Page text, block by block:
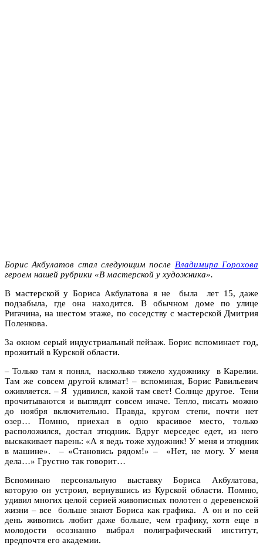
Борис Акбулатов стал следующим после Владимира Горохова
героем нашей рубрики «В мастерской у художника».
В мастерской у Бориса Акбулатова я не была лет 15, даже
подзабыла, где она находится. В обычном доме по улице
Ригачина, на шестом этаже, по соседству с мастерской Дмитрия
Поленкова.
За окном серый индустриальный пейзаж. Борис вспоминает год,
прожитый в Курской области.
– Только там я понял, насколько тяжело художнику в Карелии.
Там же совсем другой климат! – вспоминая, Борис Равильевич
оживляется. – Я удивился, какой там свет! Солнце другое. Тени
прочитываются и выглядят совсем иначе. Тепло, писать можно
до ноября включительно. Правда, кругом степи, почти нет
озер… Помню, приехал в одно красивое место, только
расположился, достал этюдник. Вдруг мерседес едет, из него
выскакивает парень: «А я ведь тоже художник! У меня и этюдник
в машине». – «Становись рядом!» – «Нет, не могу. У меня
дела…» Грустно так говорит…
Вспоминаю персональную выставку Бориса Акбулатова,
которую он устроил, вернувшись из Курской области. Помню,
удивил многих целой серией живописных полотен о деревенской
жизни – все больше знают Бориса как графика. А он и по сей
день живопись любит даже больше, чем графику, хотя еще в
молодости осознанно выбрал полиграфический институт,
предпочтя его академии.